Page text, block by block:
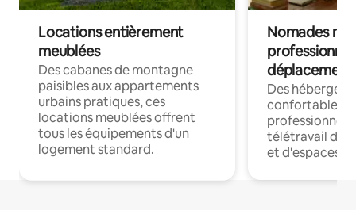
Locations entièrement
meublées
Des cabanes de montagne
paisibles aux appartements
urbains pratiques, ces
locations meublées offrent
tous les équipements d'un
logement standard.
Nomades
déplacement
Des
confortables
professionnels
télétravail
et d'espaces